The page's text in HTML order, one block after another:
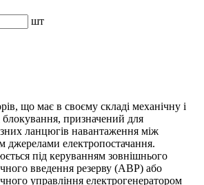
шт
що має в своєму складі механічну і
блокування, призначений для
ланцюгів навантаження між
джерелами електропостачання.
під керуванням зовнішнього
введення резерву (АВР) або
управління електрогенератором